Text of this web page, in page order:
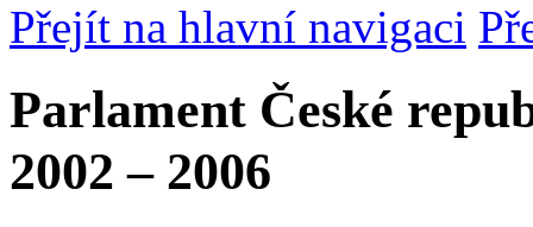
Přejít na hlavní navigaci
Parlament České
2002 – 2006